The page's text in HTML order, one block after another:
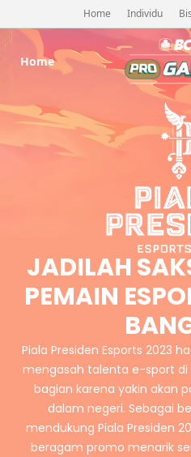
Home Individu
Home
JADILAH
PEMAIN
Piala Presiden Esports 2023
mengasah talenta e-sport di
bagian karena yakin akan
dalam negeri. Sebagai
mendukung Piala Presiden
beragam promo menarik